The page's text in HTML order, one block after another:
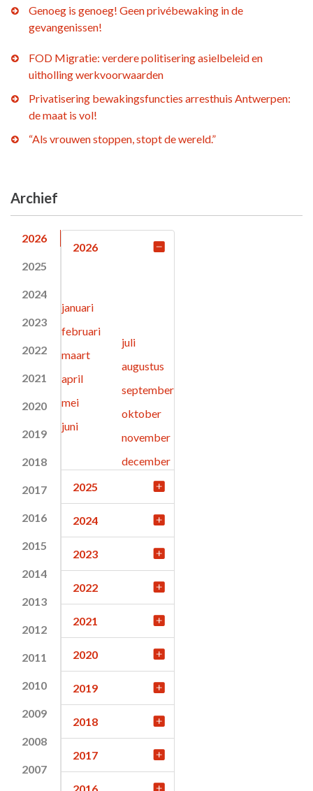
Genoeg is genoeg! Geen privébewaking in de
gevangenissen!
FOD Migratie: verdere politisering asielbeleid en
uitholling werkvoorwaarden
Privatisering bewakingsfuncties arresthuis Antwerpen:
de maat is vol!
“Als vrouwen stoppen, stopt de wereld.”
Archief
2026
2025
2024
2023
2022
2021
2020
2019
2018
2017
2016
2015
2014
2013
2012
2011
2010
2009
2008
2007
2026
januari
februari
maart
april
mei
juni
juli
augustus
september
oktober
november
december
2025
2024
2023
2022
2021
2020
2019
2018
2017